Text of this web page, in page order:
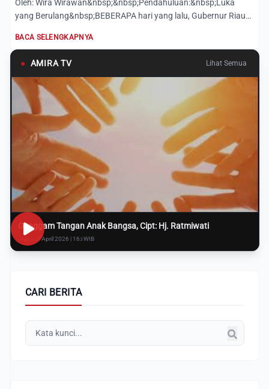
Oleh: Wira Wirawan&nbsp;&nbsp;Pendahuluan:&nbsp;Luka
yang Berulang&nbsp;BEBERAPA hari yang lalu, Gubernur Riau
BACA SELENGKAPNYA
● AMIRA TV Lihat Semua
Genggam Tangan Anak Bangsa, Cipt: Hj. Ratmiwati
Rabu, 8 April 2026 | 16:i WIB
CARI BERITA